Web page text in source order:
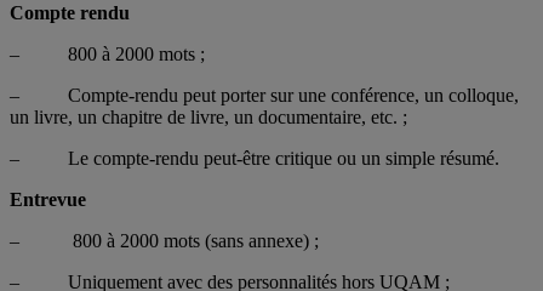
Compte rendu
– 800 à 2000 mots ;
– Compte-rendu peut porter sur une conférence, un colloque,
un livre, un chapitre de livre, un documentaire, etc. ;
– Le compte-rendu peut-être critique ou un simple résumé.
Entrevue
– 800 à 2000 mots (sans annexe) ;
– Uniquement avec des personnalités hors UQAM ;